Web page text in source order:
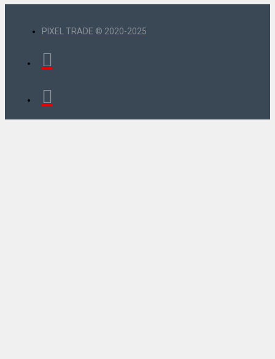
PIXEL TRADE © 2020-2025